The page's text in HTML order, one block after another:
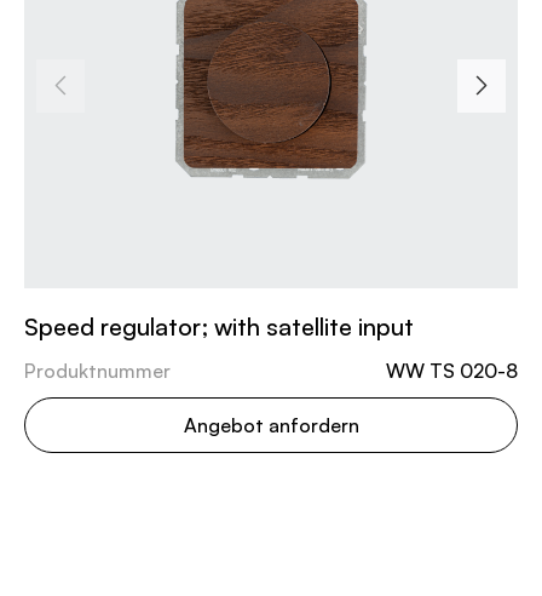
Speed regulator; with satellite input
Produktnummer WW TS 020-8
Angebot anfordern